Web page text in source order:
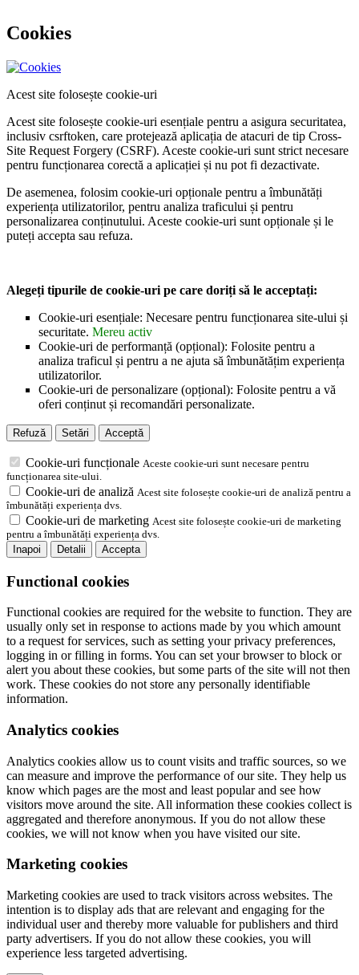
Cookies
Acest site folosește cookie-uri
Acest site folosește cookie-uri esențiale pentru a asigura securitatea,
inclusiv csrftoken, care protejează aplicația de atacuri de tip Cross-
Site Request Forgery (CSRF). Aceste cookie-uri sunt strict necesare
pentru funcționarea corectă a aplicației și nu pot fi dezactivate.
De asemenea, folosim cookie-uri opționale pentru a îmbunătăți
experiența utilizatorilor, pentru analiza traficului și pentru
personalizarea conținutului. Aceste cookie-uri sunt opționale și le
puteți accepta sau refuza.
Alegeți tipurile de cookie-uri pe care doriți să le acceptați:
Cookie-uri esențiale: Necesare pentru funcționarea site-ului și
securitate. Mereu activ
Cookie-uri de performanță (opțional): Folosite pentru a
analiza traficul și pentru a ne ajuta să îmbunătățim experiența
utilizatorilor.
Cookie-uri de personalizare (opțional): Folosite pentru a vă
oferi conținut și recomandări personalizate.
Refuză Setări Acceptă
Cookie-uri funcționale Aceste cookie-uri sunt necesare pentru
funcționarea site-ului.
Cookie-uri de analiză Acest site folosește cookie-uri de analiză pentru a
îmbunătăți experiența dvs.
Cookie-uri de marketing Acest site folosește cookie-uri de marketing
pentru a îmbunătăți experiența dvs.
Inapoi
Detalii Accepta
Functional cookies
Functional cookies are required for the website to function. They are
usually only set in response to actions made by you which amount
to a request for services, such as setting your privacy preferences,
logging in or filling in forms. You can set your browser to block or
alert you about these cookies, but some parts of the site will not then
work. These cookies do not store any personally identifiable
information.
Analytics cookies
Analytics cookies allow us to count visits and traffic sources, so we
can measure and improve the performance of our site. They help us
know which pages are the most and least popular and see how
visitors move around the site. All information these cookies collect is
aggregated and therefore anonymous. If you do not allow these
cookies, we will not know when you have visited our site.
Marketing cookies
Marketing cookies are used to track visitors across websites. The
intention is to display ads that are relevant and engaging for the
individual user and thereby more valuable for publishers and third
party advertisers. If you do not allow these cookies, you will
experience less targeted advertising.